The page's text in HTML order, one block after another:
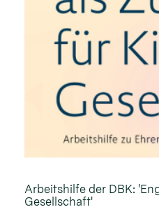
Arbeitshilfe der DBK:
Gesellschaft'